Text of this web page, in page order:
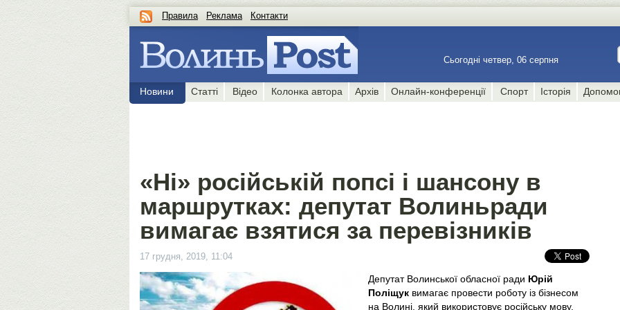
Правила Реклама Контакти
Сьогодні четвер, 06 серпня
Новини Статті Відео Колонка автора Архів Онлайн-конференції Спорт Історія
«Ні» російській попсі і шансону в
маршрутках: депутат Волиньради
вимагає взятися за перевізників
17 грудня, 2019, 11:04
Депутат Волинської обласної ради Юрій
Поліщук вимагає провести роботу із бізнесом
на Волині, який використовує російську мову,